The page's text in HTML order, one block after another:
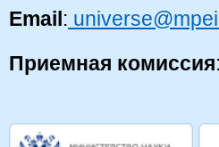
Email:
Приемная комиссия